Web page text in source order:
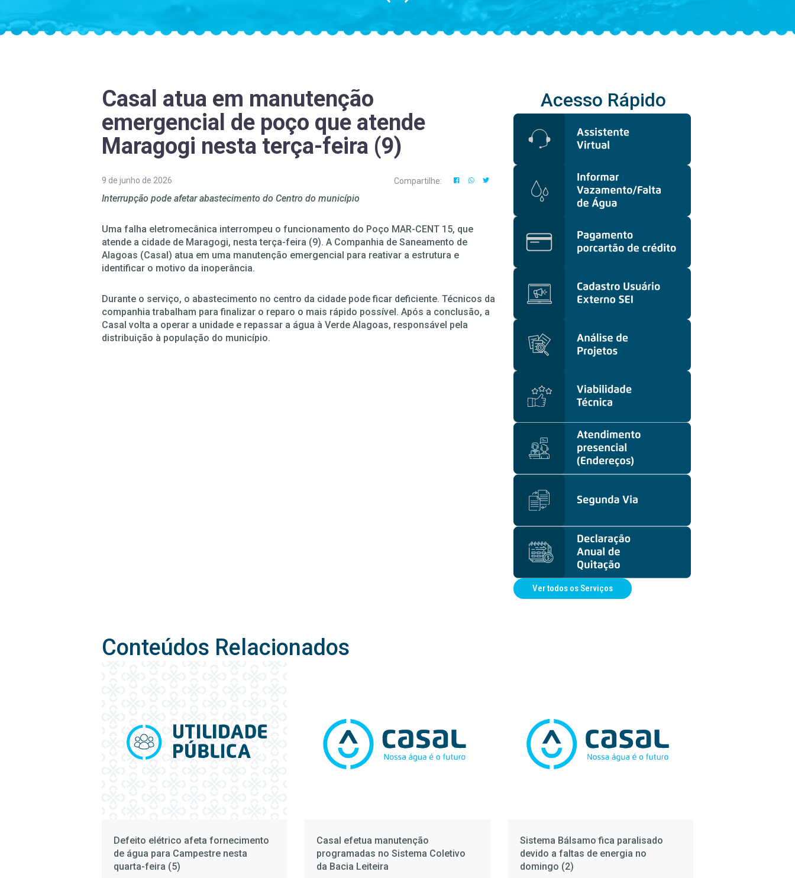
Casal atua em manutenção
emergencial de poço que atende
Maragogi nesta terça-feira (9)
9 de junho de 2026 Compartilhe:
Interrupção pode afetar abastecimento do Centro do município
Uma falha eletromecânica interrompeu o funcionamento do Poço MAR-CENT 15, que
atende a cidade de Maragogi, nesta terça-feira (9). A Companhia de Saneamento de
Alagoas (Casal) atua em uma manutenção emergencial para reativar a estrutura e
identificar o motivo da inoperância.
Durante o serviço, o abastecimento no centro da cidade pode ficar deficiente. Técnicos da
companhia trabalham para finalizar o reparo o mais rápido possível. Após a conclusão, a
Casal volta a operar a unidade e repassar a água à Verde Alagoas, responsável pela
distribuição à população do município.
Acesso Rápido
Ver todos os Serviços
Conteúdos Relacionados
Defeito elétrico afeta fornecimento
de água para Campestre nesta
quarta-feira (5)
Casal efetua manutenção
programadas no Sistema Coletivo
da Bacia Leiteira
Sistema Bálsamo fica paralisado
devido a faltas de energia no
domingo (2)